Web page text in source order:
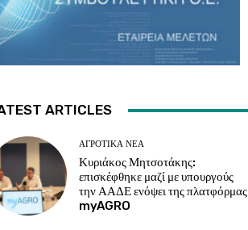
ARTICLES
ΑΓΡΟΤΙΚΆ ΝΈΑ
Κυριάκος Μητσοτάκης:
επισκέφθηκε μαζί με υπουργούς
την ΑΑΔΕ ενόψει της πλατφόρμας
myAGRO